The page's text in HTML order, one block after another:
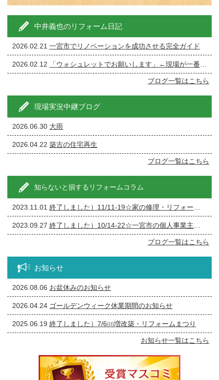
中井義也のリフォーム日記
2026.02.21 一宮市でリノベーションを成功させる完全ガイド
2026.02.12 「ウォシュレットでお願いします」←現場が一番ざわつく一言です。
ブログ一覧はこちら
現場実況中継ブログ
2026.06.30 大雨
2026.04.22 築古の住宅再生
ブログ一覧はこちら
知らないと損するリフォームコラム
2023.11.01 終了しました）11/11-19☆家の修理・リフォーム・リノベーション相談会
2023.09.27 終了しました）10/14-22☆一宮市の個人事業主の方必見！事務所の修繕・リフォーム相談会
ブログ一覧はこちら
お知らせ
2026.08.06 お盆休みのお知らせ
2026.04.24 ゴールデンウィーク休業期間のお知らせ
2025.06.19 終了しました）7/6㈰増改築・リフォームまつり
お知らせ一覧はこちら